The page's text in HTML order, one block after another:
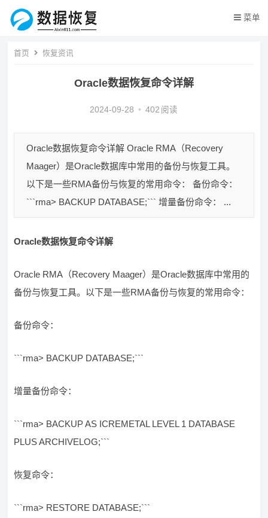
菜单
首页 恢复资讯
Oracle数据恢复命令详解
2024-09-28 • 402 阅读
Oracle数据恢复命令详解 Oracle RMA（Recovery
Maager）是Oracle数据库中常用的备份与恢复工具。
以下是一些RMA备份与恢复的常用命令： 备份命令：
```rma> BACKUP DATABASE;``` 增量备份命令： ...
Oracle数据恢复命令详解
Oracle RMA（Recovery Maager）是Oracle数据库中常用的
备份与恢复工具。以下是一些RMA备份与恢复的常用命令：
备份命令：
```rma> BACKUP DATABASE;```
增量备份命令：
```rma> BACKUP AS ICREMETAL LEVEL 1 DATABASE
PLUS ARCHIVELOG;```
恢复命令：
```rma> RESTORE DATABASE;```